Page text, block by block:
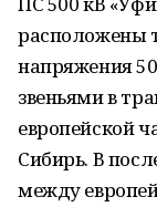
расположены
напряжения
звеньями в
европейской
Сибирь. В
между